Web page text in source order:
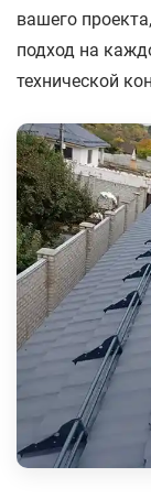
вашего
подход на
технической